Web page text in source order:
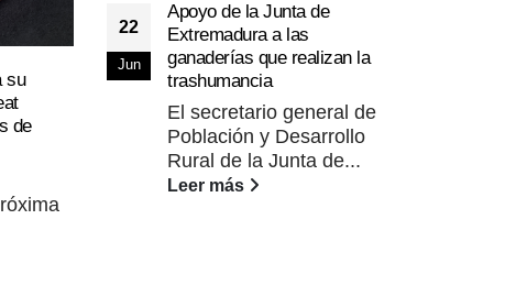
su
de
22
Jun
Apoyo de la Junta de
Extremadura a las
ganaderías que realizan la
trashumancia
El secretario general de
Población y Desarrollo
Rural de la Junta de...
Leer más